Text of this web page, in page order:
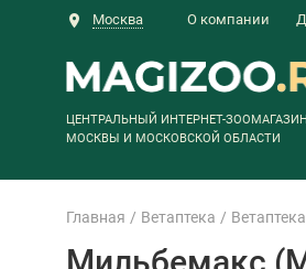
Москва О компании
ЦЕНТРАЛЬНЫЙ ИНТЕРНЕТ-ЗООМАГАЗИН
МОСКВЫ И МОСКОВСКОЙ ОБЛАСТИ
Главная Ветаптека